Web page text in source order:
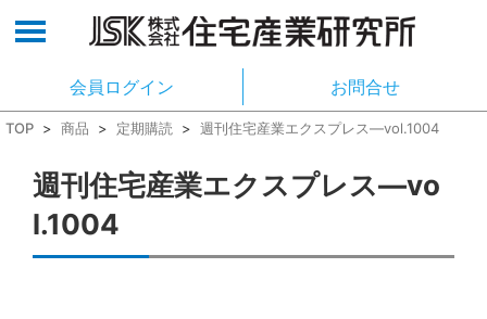
会員ログイン お問合せ
TOP > 商品 > 定期購読 > 週刊住宅産業エクスプレス―vol.1004
週刊住宅産業エクスプレス―vo
l.1004